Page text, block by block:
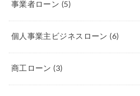
事業者ローン (5)
個人事業主ビジネスローン(6)
商工ローン(3)